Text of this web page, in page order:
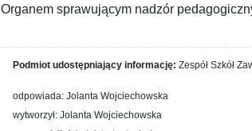
Organem sprawującym nadzór
Podmiot udostępniający informację: Zespół Szkół
odpowiada: Jolanta Wojciechowska
wytworzył: Jolanta Wojciechowska